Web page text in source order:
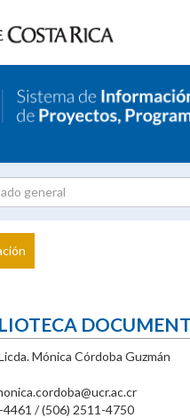
Investigador
Mónica Córdoba Guzmán
4461 / (506) 2511-4750